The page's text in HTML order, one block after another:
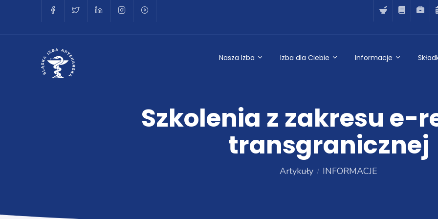
Nasza Izba Izba dla Ciebie Informacje
Szkolenia z zakresu e-
transgranicznej
Artykuły INFORMACJE